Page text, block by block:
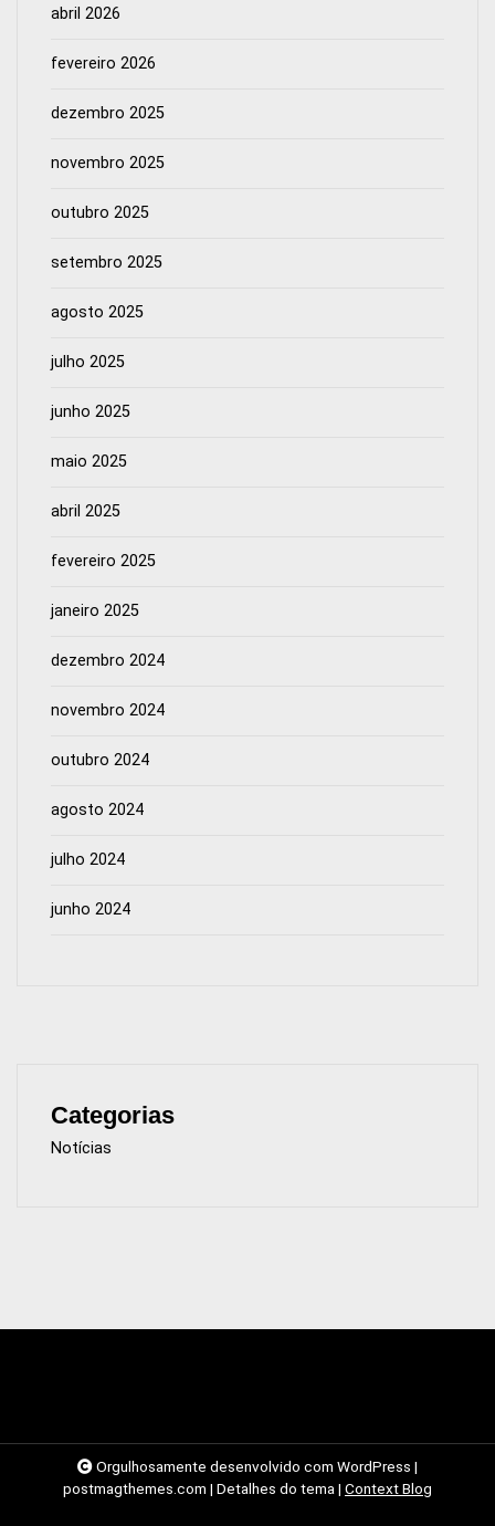
abril 2026
fevereiro 2026
dezembro 2025
novembro 2025
outubro 2025
setembro 2025
agosto 2025
julho 2025
junho 2025
maio 2025
abril 2025
fevereiro 2025
janeiro 2025
dezembro 2024
novembro 2024
outubro 2024
agosto 2024
julho 2024
junho 2024
Categorias
Notícias
Orgulhosamente desenvolvido com WordPress |
postmagthemes.com | Detalhes do tema | Context Blog